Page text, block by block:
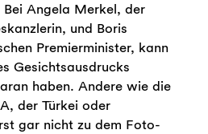
Angela Merkel, der
und Boris
Premierminister, kann
Gesichtsausdrucks
haben. Andere wie die
der Türkei oder
gar nicht zu dem Foto-